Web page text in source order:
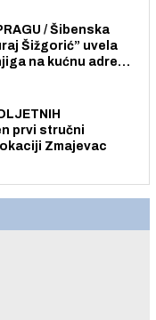
/ Šibenska
Šižgorić” uvela
na kućnu adresu
prvi stručni
Zmajevac